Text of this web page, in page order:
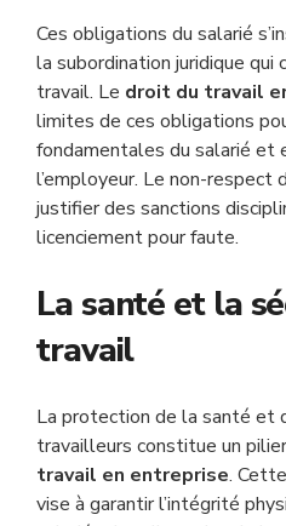
Ces obligations du salarié
la subordination juridique
travail. Le droit du travail
limites de ces obligations
fondamentales du salarié et
l’employeur. Le non-
justifier des sanctions
licenciement pour faute.
La santé et la
travail
La protection de la santé et
travailleurs constitue un
travail en entreprise.
vise à garantir l’intégrité